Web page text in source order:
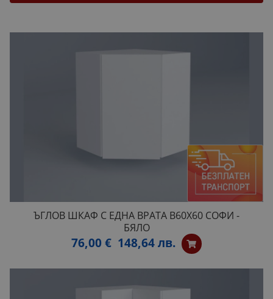
ЪГЛОВ ШКАФ С ЕДНА ВРАТА B60Х60 СОФИ -
БЯЛО
76,00 € 148,64 лв.